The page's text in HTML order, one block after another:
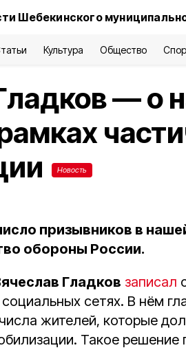
Шебекинского
Культура Общество
— о
Новость
призывников в
обороны России.
Гладков записал
сетях. В нём
жителей, которые
Такое решение